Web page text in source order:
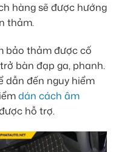
hàng sẽ được hướng
thảm.
bảo thảm được cố
bàn đạp ga, phanh.
dẫn đến nguy hiểm
dán cách âm
hỗ trợ.